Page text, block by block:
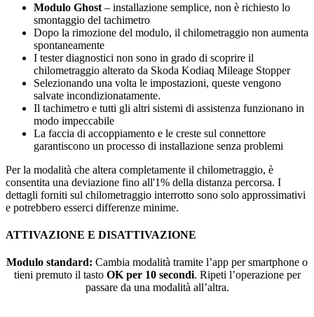
Modulo Ghost – installazione semplice, non è richiesto lo
smontaggio del tachimetro
Dopo la rimozione del modulo, il chilometraggio non aumenta
spontaneamente
I tester diagnostici non sono in grado di scoprire il
chilometraggio alterato da Skoda Kodiaq Mileage Stopper
Selezionando una volta le impostazioni, queste vengono
salvate incondizionatamente.
Il tachimetro e tutti gli altri sistemi di assistenza funzionano in
modo impeccabile
La faccia di accoppiamento e le creste sul connettore
garantiscono un processo di installazione senza problemi
Per la modalità che altera completamente il chilometraggio, è
consentita una deviazione fino all'1% della distanza percorsa. I
dettagli forniti sul chilometraggio interrotto sono solo approssimativi
e potrebbero esserci differenze minime.
ATTIVAZIONE E DISATTIVAZIONE
Modulo standard: Cambia modalità tramite l’app per smartphone o
tieni premuto il tasto OK per 10 secondi. Ripeti l’operazione per
passare da una modalità all’altra.